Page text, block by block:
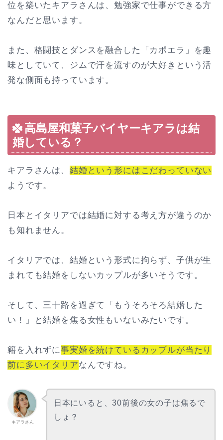
位を築いたキアラさんは、勉強家で仕事ができる方
なんだと思います。
また、格闘技とダンスを融合した「カポエラ」を趣
味としていて、ジムで汗を流すのが大好きという活
発な側面も持っています。
高島屋和菓子バイヤーキアラは結
婚している？
キアラさんは、 結婚という形にはこだわっていない
ようです。
日本とイタリアでは結婚に対する考え方が違うのか
も知れません。
イタリアでは、結婚という形式に拘らず、子供が生
まれても結婚をしないカップルが多いそうです。
そして、三十路を過ぎて「もうそろそろ結婚した
い！」と結婚を焦る女性もいないみたいです。
籍を入れずに事実婚を続けているカップルが当たり
前に多いイタリアなんですね。
キアラさん
日本にいると、30前後の女の子は焦るで
しょ？